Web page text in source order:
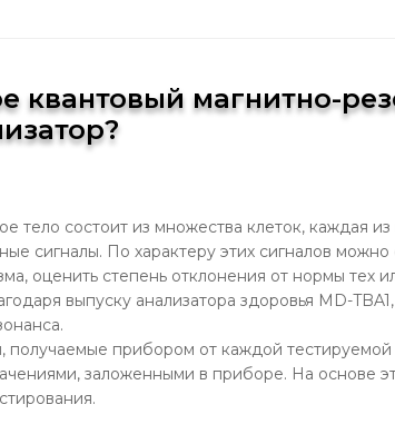
квантовый магнитно-
тело состоит из множества клеток, каждая из
сигналы. По характеру этих сигналов
оценить степень отклонения от нормы тех
выпуску анализатора здоровья MD-
прибором от каждой тестируемой
заложенными в приборе. На основе